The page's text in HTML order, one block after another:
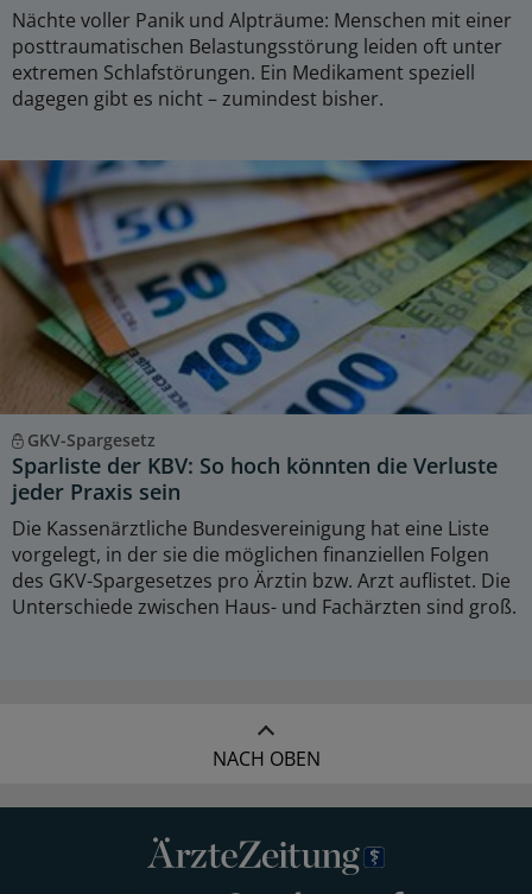
Nächte voller Panik und Alpträume: Menschen mit einer
posttraumatischen Belastungsstörung leiden oft unter
extremen Schlafstörungen. Ein Medikament speziell
dagegen gibt es nicht – zumindest bisher.
GKV-Spargesetz
Sparliste der KBV: So hoch könnten die Verluste
jeder Praxis sein
Die Kassenärztliche Bundesvereinigung hat eine Liste
vorgelegt, in der sie die möglichen finanziellen Folgen
des GKV-Spargesetzes pro Ärztin bzw. Arzt auflistet. Die
Unterschiede zwischen Haus- und Fachärzten sind groß.
NACH OBEN